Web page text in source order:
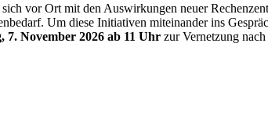
vor Ort mit den Auswirkungen neuer
Um diese Initiativen miteinander ins
7. November 2026 ab 11 Uhr zur Vernetzung nach